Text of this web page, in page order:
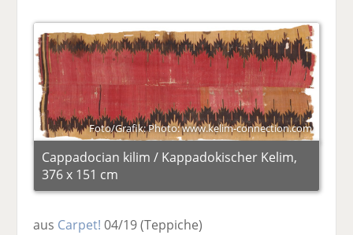
Foto/Grafik: Photo: www.kelim-connection.com
Cappadocian kilim / Kappadokischer Kelim,
376 x 151 cm
aus Carpet! 04/19(Teppiche)